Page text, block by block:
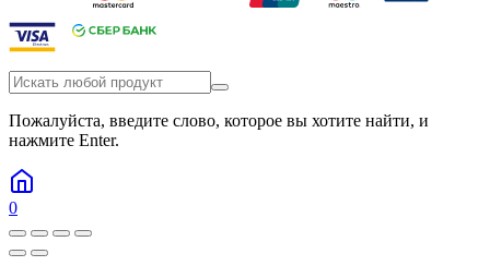
Пожалуйста, введите слово, которое вы хотите найти, и
нажмите Enter.
0